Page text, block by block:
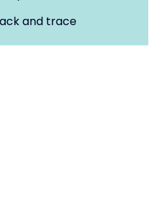
and trace